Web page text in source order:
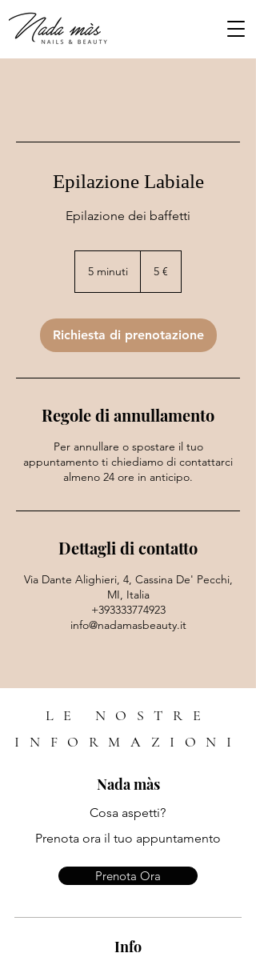
Epilazione Labiale
Epilazione dei baffetti
5 minuti
n
u
5 €
Richiesta di prenotazione
Regole di annullamento
Per annullare o spostare il tuo
appuntamento ti chiediamo di contattarci
almeno 24 ore in anticipo.
Dettagli di contatto
Via Dante Alighieri, 4, Cassina De' Pecchi,
MI, Italia
+393333774923
info@nadamasbeauty.it
LE NOSTRE
INFORMAZIONI
Nada màs
Cosa aspetti?
Prenota ora il tuo appuntamento
Prenota Ora
Info